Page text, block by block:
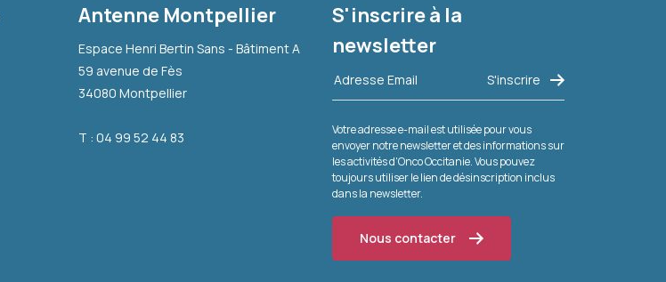
Antenne Montpellier
Espace Henri Bertin Sans - Bâtiment A
59 avenue de Fès
34080 Montpellier
T : 04 99 52 44 83
S'inscrire à la
newsletter
Votre adresse e-mail est utilisée pour vous
envoyer notre newsletter et des informations sur
les activités d'Onco Occitanie. Vous pouvez
toujours utiliser le lien de désinscription inclus
dans la newsletter.
Nous contacter